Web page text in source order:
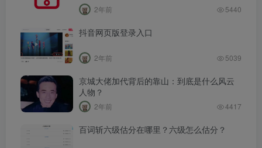
2年前 5440
抖音网页版登录入口
2年前 5039
京城大佬加代背后的靠山：到底是什么风云
人物？
2年前 4417
百词斩六级估分在哪里？六级怎么估分？